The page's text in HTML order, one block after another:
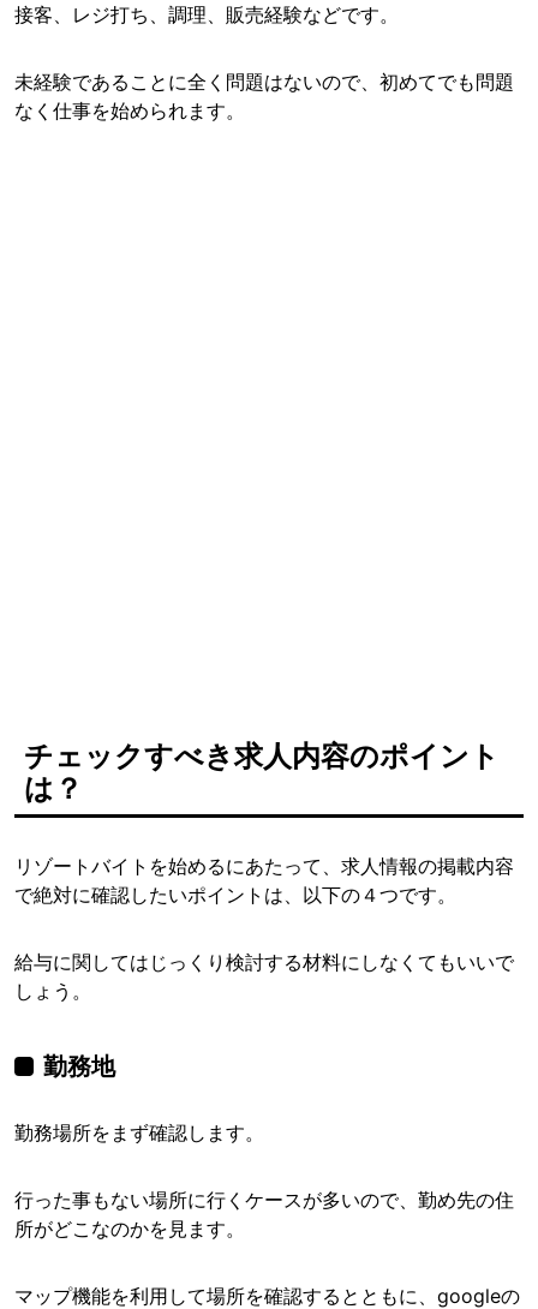
接客、レジ打ち、調理、販売経験などです。
未経験であることに全く問題はないので、初めてでも問題
なく仕事を始められます。
チェックすべき求人内容のポイント
は？
リゾートバイトを始めるにあたって、求人情報の掲載内容
で絶対に確認したいポイントは、以下の４つです。
給与に関してはじっくり検討する材料にしなくてもいいで
しょう。
勤務地
勤務場所をまず確認します。
行った事もない場所に行くケースが多いので、勤め先の住
所がどこなのかを見ます。
マップ機能を利用して場所を確認するとともに、googleの